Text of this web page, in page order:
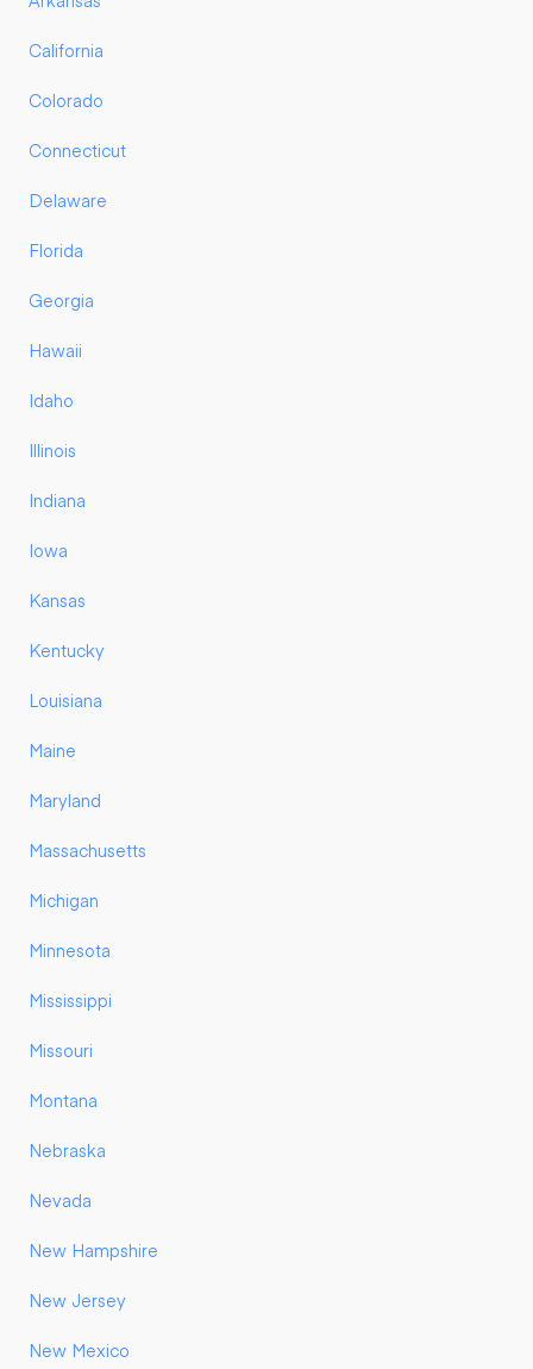
California
Colorado
Connecticut
Delaware
Florida
Georgia
Hawaii
Idaho
Illinois
Indiana
Iowa
Kansas
Kentucky
Louisiana
Maine
Maryland
Massachusetts
Michigan
Minnesota
Mississippi
Missouri
Montana
Nebraska
Nevada
New Hampshire
New Jersey
New Mexico